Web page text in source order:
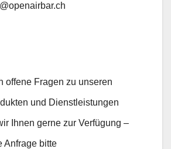
offene Fragen zu unseren
und Dienstleistungen
Ihnen gerne zur Verfügung –
Anfrage bitte